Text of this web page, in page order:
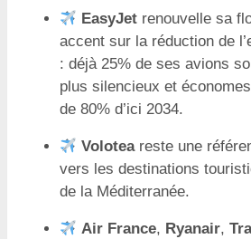
EasyJet renouvelle sa
accent sur la réduction de
: déjà 25% de ses avions
plus silencieux et
de 80% d’ici 2034.
Voloteareste une
vers les destinations
de la Méditerranée.
Air France, Ryanair,